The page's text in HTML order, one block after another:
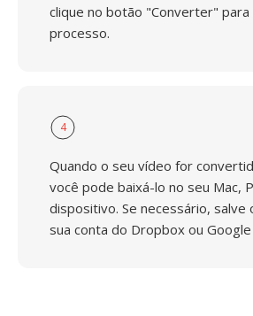
clique no botão "Converter" para
processo.
4
Quando o seu vídeo for
você pode baixá-lo no seu Mac,
dispositivo. Se necessário, salve
sua conta do Dropbox ou